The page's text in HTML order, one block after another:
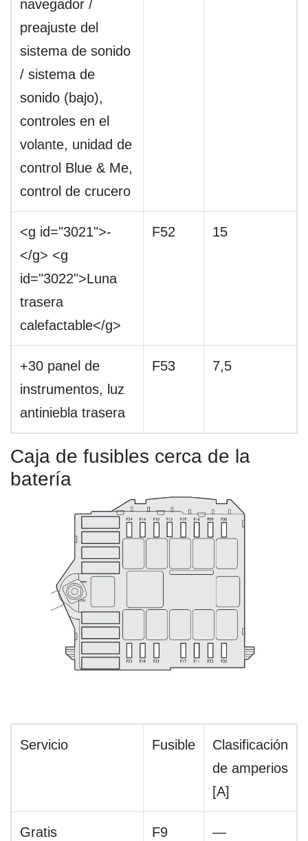
navegador /
preajuste del
sistema de sonido
/ sistema de
sonido (bajo),
controles en el
volante, unidad de
control Blue & Me,
control de crucero
<g id="3021">-
</g> <g
id="3022">Luna
trasera
calefactable</g>
F52 15
+30 panel de
instrumentos, luz
antiniebla trasera
F53 7,5
Caja de fusibles cerca de la
batería
Servicio Fusible
Clasificación
de amperios
[A]
Gratis F9 —